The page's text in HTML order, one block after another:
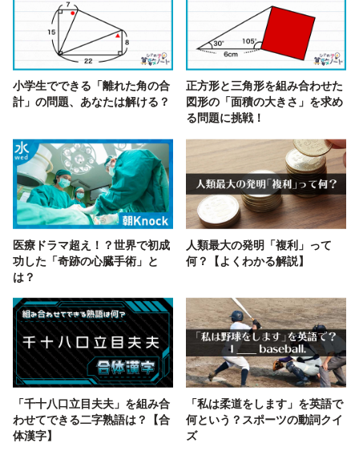
小学生でできる「離れた角の合
計」の問題、あなたは解ける？
正方形と三角形を組み合わせた
図形の「面積の大きさ」を求め
る問題に挑戦！
医療ドラマ超え！？世界で初成
功した「奇跡の心臓手術」と
は？
人類最大の発明「複利」って
何？【よくわかる解説】
「千十八口立目夫夫」を組み合
わせてできる二字熟語は？【合
体漢字】
「私は柔道をします」を英語で
何という？スポーツの動詞クイ
ズ